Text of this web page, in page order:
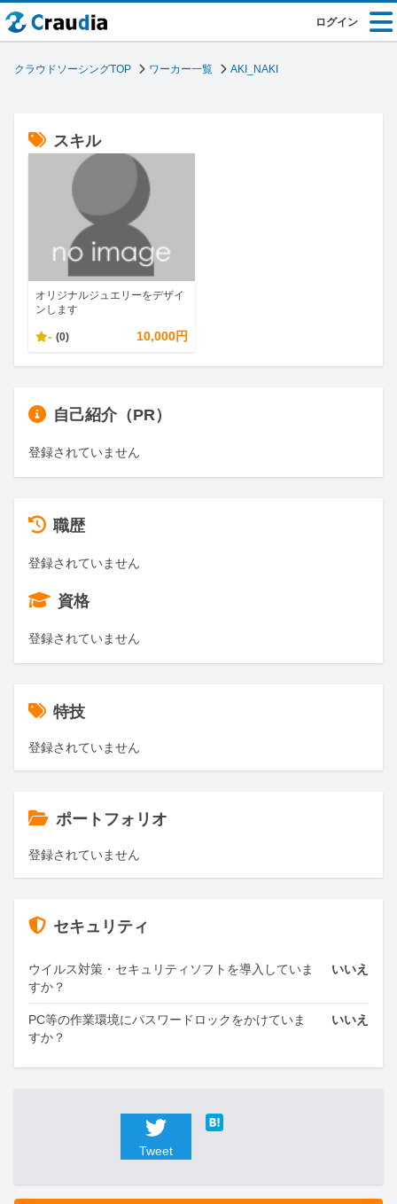
ログイン
クラウドソーシングTOP ワーカー一覧 AKI_NAKI
スキル
オリジナルジュエリーをデザイ
ンします
- (0) 10,000円
自己紹介（PR）
登録されていません
職歴
登録されていません
資格
登録されていません
特技
登録されていません
ポートフォリオ
登録されていません
セキュリティ
ウイルス対策・セキュリティソフトを導入していま
すか？
いいえ
PC等の作業環境にパスワードロックをかけていま
すか？
いいえ
Tweet